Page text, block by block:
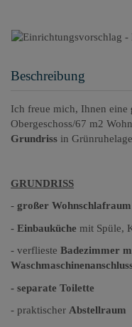
Beschreibung
Ich freue mich, Ihnen eine
Obergeschoss/67 m2
Grundriss in
GRUNDRISS
- großer Wohnschlafraum
- Einbauküche mit Spüle,
- verflieste Badezimmer
- separate Toilette
- praktischer Abstellraum